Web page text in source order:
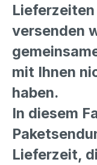
versenden
mit Ihnen
haben.
In diesem
Lieferzeit,